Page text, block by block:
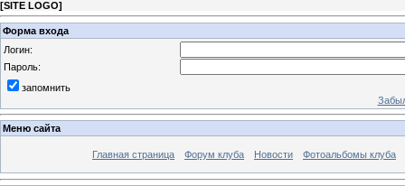
[SITE LOGO]
Форма входа
Логин:
Пароль:
запомнить
Меню сайта
Главная страница Форум клуба Новости Фотоальбомы клуба